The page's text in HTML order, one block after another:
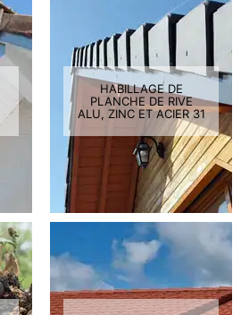
HABILLAGE DE
PLANCHE DE RIVE
ALU, ZINC ET ACIER 31